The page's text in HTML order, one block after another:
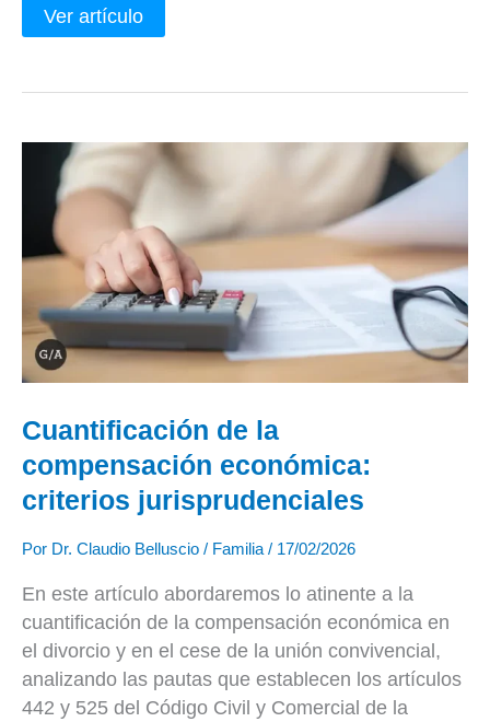
Ver artículo
Cuantificación de la
compensación económica:
criterios jurisprudenciales
Por Dr. Claudio Belluscio / Familia / 17/02/2026
En este artículo abordaremos lo atinente a la
cuantificación de la compensación económica en
el divorcio y en el cese de la unión convivencial,
analizando las pautas que establecen los artículos
442 y 525 del Código Civil y Comercial de la
Cuantificación
de
la
compensación
económica:
criterios
jurisprudenciales